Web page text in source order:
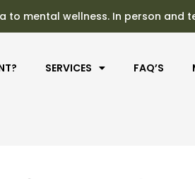
to mental wellness. In person and
SERVICES FAQ’S